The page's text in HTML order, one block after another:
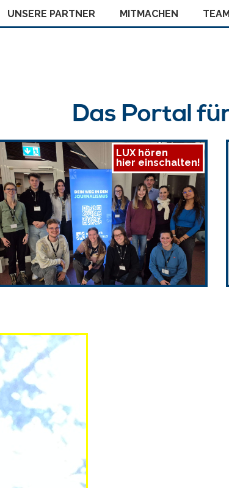
UNSERE PARTNER MITMACHEN
Das Portal
LUX hören
hier einschalten!